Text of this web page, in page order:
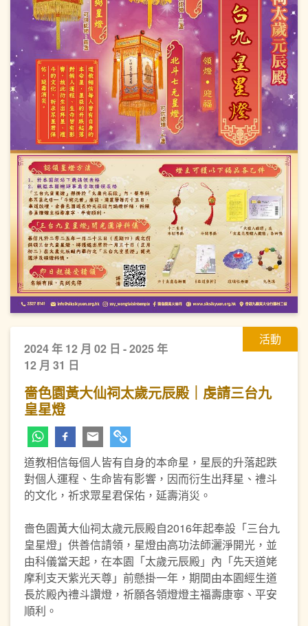
活動
2024 年 12 月 02 日 - 2025 年
12 月 31 日
嗇色園黃大仙祠太歲元辰殿｜虔請三台九
皇星燈
道教相信每個人皆有自身的本命星，星辰的升落起跌
對個人運程、生命皆有影響，因而衍生出拜星、禮斗
的文化，祈求眾星君保佑，延壽消災。
嗇色園黃大仙祠太歲元辰殿自2016年起奉設「三台九
皇星燈」供善信請領，星燈由高功法師灑淨開光，並
由科儀當天起，在本園「太歲元辰殿」內「先天道姥
摩利支天紫光天尊」前懸掛一年，期間由本園經生道
長於殿內禮斗讚燈，祈願各領燈燈主福壽康寧、平安
順利。